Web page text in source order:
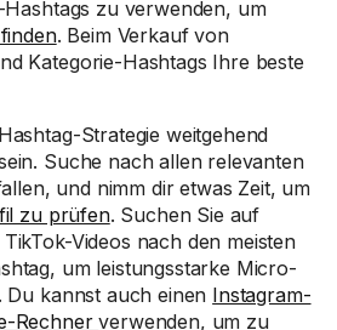
zu verwenden, um
. Beim Verkauf von
Kategorie-Hashtags Ihre beste
Strategie weitgehend
Suche nach allen relevanten
und nimm dir etwas Zeit, um
zu prüfen. Suchen Sie auf
Videos nach den meisten
um leistungsstarke Micro-
kannst auch einen Instagram-
Rechnerverwenden, um zu